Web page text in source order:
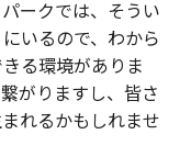
ークでは、そうい
いるので、わから
る環境がありま
がりますし、皆さ
れるかもしれませ